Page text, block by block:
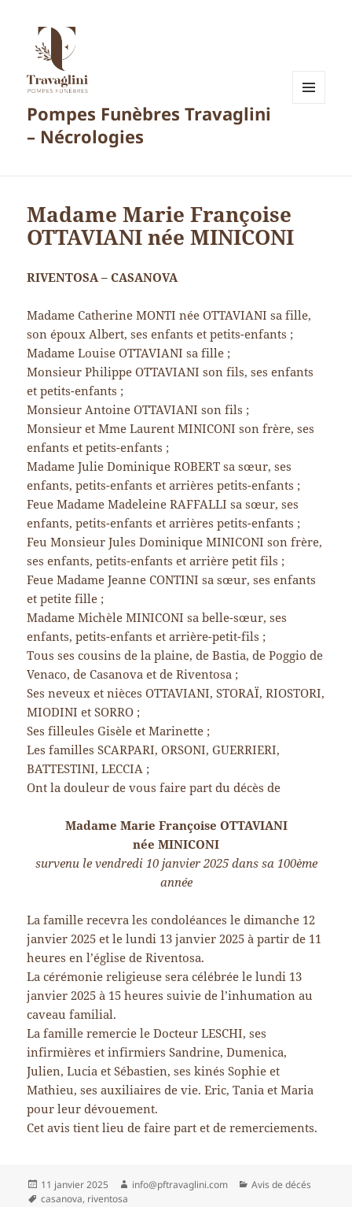
Pompes Funèbres Travaglini
– Nécrologies
Madame Marie Françoise
OTTAVIANI née MINICONI
RIVENTOSA – CASANOVA
Madame Catherine MONTI née OTTAVIANI sa fille,
son époux Albert, ses enfants et petits-enfants ;
Madame Louise OTTAVIANI sa fille ;
Monsieur Philippe OTTAVIANI son fils, ses enfants
et petits-enfants ;
Monsieur Antoine OTTAVIANI son fils ;
Monsieur et Mme Laurent MINICONI son frère, ses
enfants et petits-enfants ;
Madame Julie Dominique ROBERT sa sœur, ses
enfants, petits-enfants et arrières petits-enfants ;
Feue Madame Madeleine RAFFALLI sa sœur, ses
enfants, petits-enfants et arrières petits-enfants ;
Feu Monsieur Jules Dominique MINICONI son frère,
ses enfants, petits-enfants et arrière petit fils ;
Feue Madame Jeanne CONTINI sa sœur, ses enfants
et petite fille ;
Madame Michèle MINICONI sa belle-sœur, ses
enfants, petits-enfants et arrière-petit-fils ;
Tous ses cousins de la plaine, de Bastia, de Poggio de
Venaco, de Casanova et de Riventosa ;
Ses neveux et nièces OTTAVIANI, STORAÏ, RIOSTORI,
MIODINI et SORRO ;
Ses filleules Gisèle et Marinette ;
Les familles SCARPARI, ORSONI, GUERRIERI,
BATTESTINI, LECCIA ;
Ont la douleur de vous faire part du décès de
Madame Marie Françoise OTTAVIANI
née MINICONI
survenu le vendredi 10 janvier 2025 dans sa 100ème
année
La famille recevra les condoléances le dimanche 12
janvier 2025 et le lundi 13 janvier 2025 à partir de 11
heures en l’église de Riventosa.
La cérémonie religieuse sera célébrée le lundi 13
janvier 2025 à 15 heures suivie de l’inhumation au
caveau familial.
La famille remercie le Docteur LESCHI, ses
infirmières et infirmiers Sandrine, Dumenica,
Julien, Lucia et Sébastien, ses kinés Sophie et
Mathieu, ses auxiliaires de vie. Eric, Tania et Maria
pour leur dévouement.
Cet avis tient lieu de faire part et de remerciements.
Publié
le
11 janvier 2025 Auteur
info@pftravaglini.com Catégories
Avis de décés
Mots-
casanova, riventosa